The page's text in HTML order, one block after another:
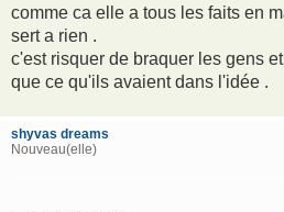
comme ca elle a tous les faits en
sert a rien .
c'est risquer de braquer les gens
que ce qu'ils avaient dans l'idée .
shyvas dreams
Nouveau(elle)